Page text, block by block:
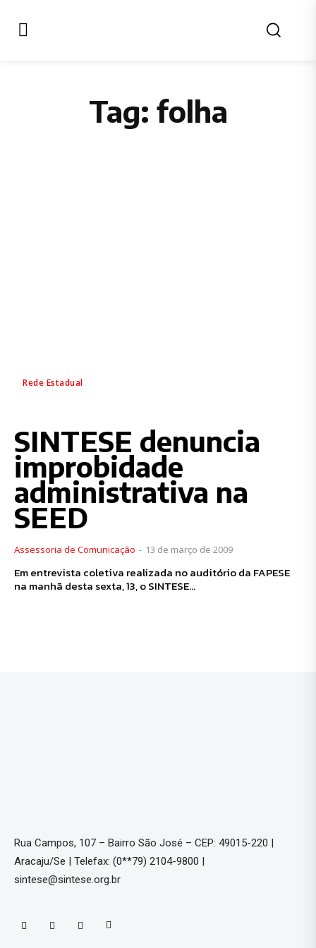
Tag: folha
Rede Estadual
SINTESE denuncia
improbidade
administrativa na
SEED
Assessoria de Comunicação - 13 de março de 2009
Em entrevista coletiva realizada no auditório da FAPESE
na manhã desta sexta, 13, o SINTESE...
Rua Campos, 107 – Bairro São José – CEP: 49015-220 |
Aracaju/Se | Telefax: (0**79) 2104-9800 |
sintese@sintese.org.br